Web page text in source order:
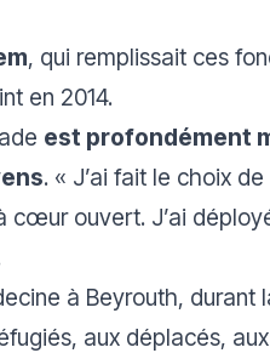
, qui remplissait ces
en 2014.
est profondément
. « J’ai fait le choix
ouvert. J’ai
à Beyrouth, durant
aux déplacés,